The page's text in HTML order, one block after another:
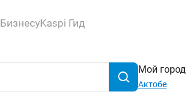
БизнесуKaspi Гид
Мой
Актобе